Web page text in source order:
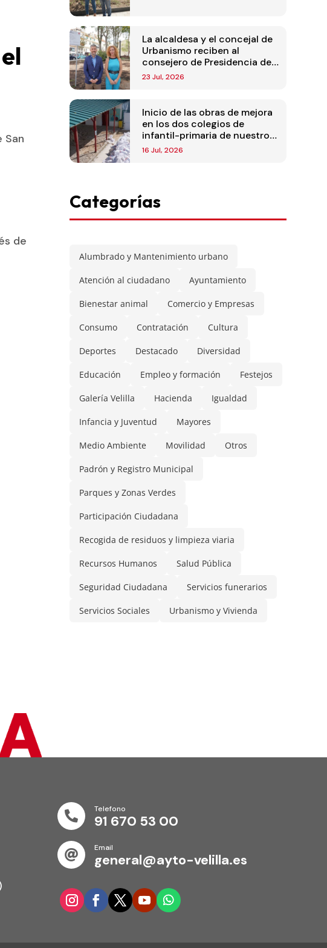
San
de
La alcaldesa y el concejal de
Urbanismo reciben al
consejero de Presidencia de
la Comunidad de Madrid
23 Jul, 2026
Inicio de las obras de mejora
en los dos colegios de
infantil-primaria de nuestro
municipio
16 Jul, 2026
Categorías
Alumbrado y Mantenimiento urbano
Atención al ciudadano Ayuntamiento
Bienestar animal Comercio y Empresas
Consumo Contratación Cultura
Deportes Destacado Diversidad
Educación Empleo y formación Festejos
Galería Velilla Hacienda Igualdad
Infancia y Juventud Mayores
Medio Ambiente Movilidad Otros
Padrón y Registro Municipal
Parques y Zonas Verdes
Participación Ciudadana
Recogida de residuos y limpieza viaria
Recursos Humanos Salud Pública
Seguridad Ciudadana Servicios funerarios
Servicios Sociales Urbanismo y Vivienda

Telefono
91 670 53 00

Email
general@ayto-velilla.es